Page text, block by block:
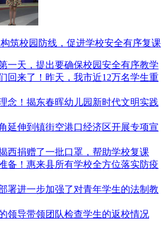
筑校园防线，促进学校安全有序复课
一天，提出要确保校园安全有序教学
回来了！昨天，我市近12万名学生重
念！揭东春晖幼儿园新时代文明实践
延伸到镇街空港口经济区开展专项宣
西捐赠了一批口罩，帮助学校复课
备！惠来县所有学校全方位落实防疫
署进一步加强了对青年学生的法制教
领导带领团队检查学生的返校情况